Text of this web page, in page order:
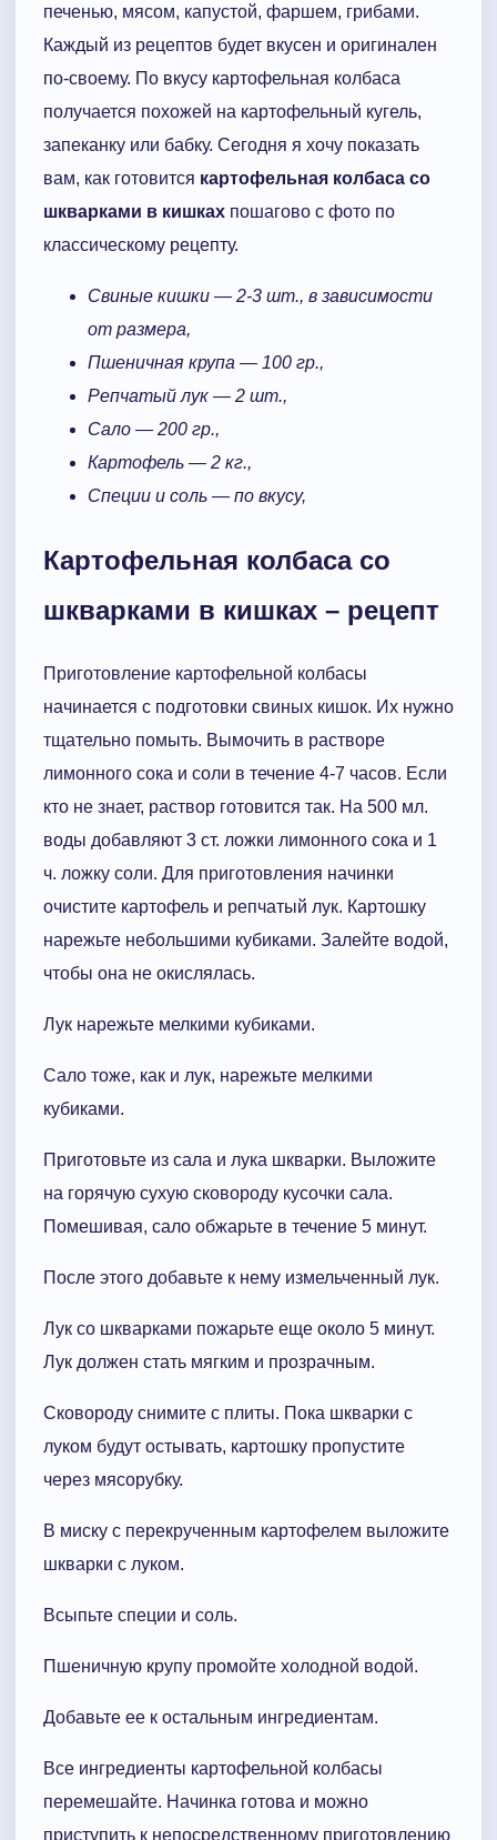
печенью, мясом, капустой, фаршем, грибами.
Каждый из рецептов будет вкусен и оригинален
по-своему. По вкусу картофельная колбаса
получается похожей на картофельный кугель,
запеканку или бабку. Сегодня я хочу показать
вам, как готовится картофельная колбаса со
шкварками в кишках пошагово с фото по
классическому рецепту.
Свиные кишки — 2-3 шт., в зависимости
от размера,
Пшеничная крупа — 100 гр.,
Репчатый лук — 2 шт.,
Сало — 200 гр.,
Картофель — 2 кг.,
Специи и соль — по вкусу,
Картофельная колбаса со
шкварками в кишках – рецепт
Приготовление картофельной колбасы
начинается с подготовки свиных кишок. Их нужно
тщательно помыть. Вымочить в растворе
лимонного сока и соли в течение 4-7 часов. Если
кто не знает, раствор готовится так. На 500 мл.
воды добавляют 3 ст. ложки лимонного сока и 1
ч. ложку соли. Для приготовления начинки
очистите картофель и репчатый лук. Картошку
нарежьте небольшими кубиками. Залейте водой,
чтобы она не окислялась.
Лук нарежьте мелкими кубиками.
Сало тоже, как и лук, нарежьте мелкими
кубиками.
Приготовьте из сала и лука шкварки. Выложите
на горячую сухую сковороду кусочки сала.
Помешивая, сало обжарьте в течение 5 минут.
После этого добавьте к нему измельченный лук.
Лук со шкварками пожарьте еще около 5 минут.
Лук должен стать мягким и прозрачным.
Сковороду снимите с плиты. Пока шкварки с
луком будут остывать, картошку пропустите
через мясорубку.
В миску с перекрученным картофелем выложите
шкварки с луком.
Всыпьте специи и соль.
Пшеничную крупу промойте холодной водой.
Добавьте ее к остальным ингредиентам.
Все ингредиенты картофельной колбасы
перемешайте. Начинка готова и можно
приступить к непосредственному приготовлению